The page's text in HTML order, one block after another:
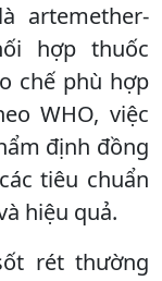
artemether-
hợp thuốc
chế phù hợp
WHO, việc
định đồng
tiêu chuẩn
hiệu quả.
rét thường